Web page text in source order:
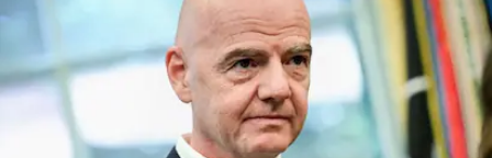
Clima
Mundial 2026